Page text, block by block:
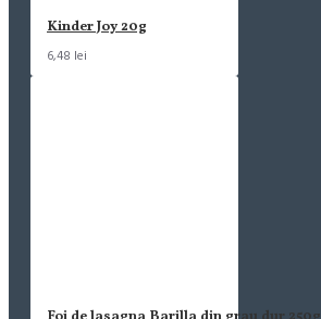
Kinder Joy 20g
6,48 lei